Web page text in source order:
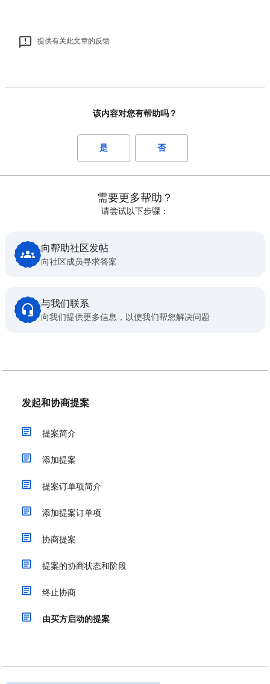
提供有关此文章的反馈
该内容对您有帮助吗？
是 否
需要更多帮助？
请尝试以下步骤：
向帮助社区发帖
向社区成员寻求答案
与我们联系
向我们提供更多信息，以便我们帮您解决问题
发起和协商提案
提案简介
添加提案
提案订单项简介
添加提案订单项
协商提案
提案的协商状态和阶段
终止协商
由买方启动的提案